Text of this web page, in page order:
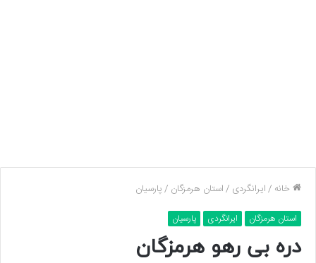
خانه /ایرانگردی /استان هرمزگان /پارسیان
استان هرمزگان ایرانگردی پارسیان
دره بی رهو هرمزگان